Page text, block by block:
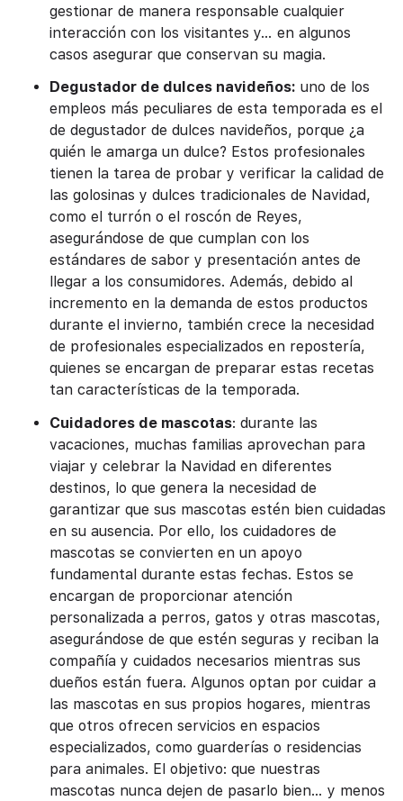
gestionar de manera responsable cualquier
interacción con los visitantes y… en algunos
casos asegurar que conservan su magia.
Degustador de dulces navideños: uno de los
empleos más peculiares de esta temporada es el
de degustador de dulces navideños, porque ¿a
quién le amarga un dulce? Estos profesionales
tienen la tarea de probar y verificar la calidad de
las golosinas y dulces tradicionales de Navidad,
como el turrón o el roscón de Reyes,
asegurándose de que cumplan con los
estándares de sabor y presentación antes de
llegar a los consumidores. Además, debido al
incremento en la demanda de estos productos
durante el invierno, también crece la necesidad
de profesionales especializados en repostería,
quienes se encargan de preparar estas recetas
tan características de la temporada.
Cuidadores de mascotas: durante las
vacaciones, muchas familias aprovechan para
viajar y celebrar la Navidad en diferentes
destinos, lo que genera la necesidad de
garantizar que sus mascotas estén bien cuidadas
en su ausencia. Por ello, los cuidadores de
mascotas se convierten en un apoyo
fundamental durante estas fechas. Estos se
encargan de proporcionar atención
personalizada a perros, gatos y otras mascotas,
asegurándose de que estén seguras y reciban la
compañía y cuidados necesarios mientras sus
dueños están fuera. Algunos optan por cuidar a
las mascotas en sus propios hogares, mientras
que otros ofrecen servicios en espacios
especializados, como guarderías o residencias
para animales. El objetivo: que nuestras
mascotas nunca dejen de pasarlo bien… y menos